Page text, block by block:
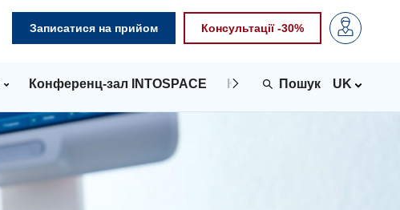
Записатися на прийом Консультації -30%
Конференц-зал INTOSPACE Контакти UK